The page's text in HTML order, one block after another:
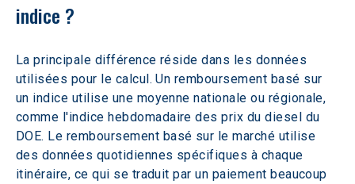
indice ?
La principale différence réside dans les données
utilisées pour le calcul. Un remboursement basé sur
un indice utilise une moyenne nationale ou régionale,
comme l'indice hebdomadaire des prix du diesel du
DOE. Le remboursement basé sur le marché utilise
des données quotidiennes spécifiques à chaque
itinéraire, ce qui se traduit par un paiement beaucoup